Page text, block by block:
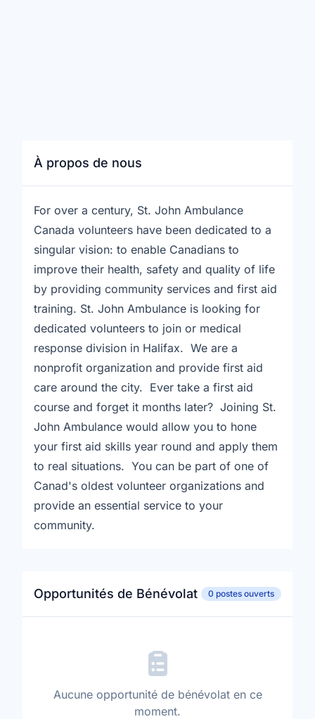
À propos de nous
For over a century, St. John Ambulance
Canada volunteers have been dedicated to a
singular vision: to enable Canadians to
improve their health, safety and quality of life
by providing community services and first aid
training. St. John Ambulance is looking for
dedicated volunteers to join or medical
response division in Halifax. We are a
nonprofit organization and provide first aid
care around the city. Ever take a first aid
course and forget it months later? Joining St.
John Ambulance would allow you to hone
your first aid skills year round and apply them
to real situations. You can be part of one of
Canad's oldest volunteer organizations and
provide an essential service to your
community.
Opportunités de Bénévolat 0 postes ouverts
Aucune opportunité de bénévolat en ce
moment.